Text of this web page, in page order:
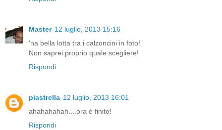
Master 12 luglio, 2013 15:16
'na bella lotta tra i calzoncini in foto!
Non saprei proprio quale scegliere!
Rispondi
piastrella 12 luglio, 2013 16:01
ahahahahah....ora è finito!
Rispondi